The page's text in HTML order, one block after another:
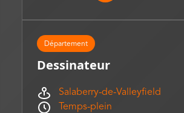
Dessinateur
Département
Salaberry-de-Valleyfield
Temps-plein